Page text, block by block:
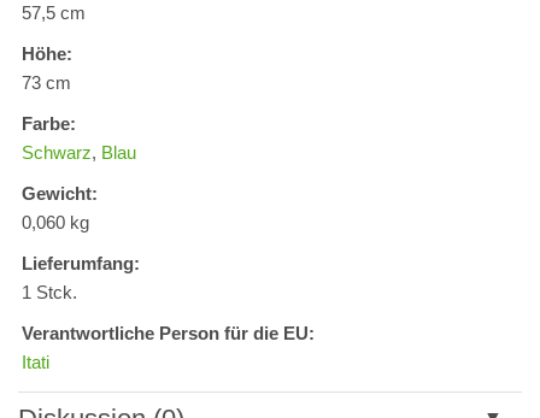
57,5 cm
Höhe:
73 cm
Farbe:
Schwarz, Blau
Gewicht:
0,060 kg
Lieferumfang:
1 Stck.
Verantwortliche Person für die EU:
Itati